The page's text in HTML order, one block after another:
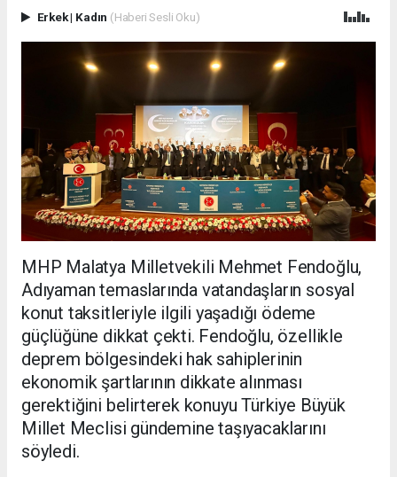
Erkek| Kadın (Haberi Sesli Oku)
MHP Malatya Milletvekili Mehmet Fendoğlu,
Adıyaman temaslarında vatandaşların sosyal
konut taksitleriyle ilgili yaşadığı ödeme
güçlüğüne dikkat çekti. Fendoğlu, özellikle
deprem bölgesindeki hak sahiplerinin
ekonomik şartlarının dikkate alınması
gerektiğini belirterek konuyu Türkiye Büyük
Millet Meclisi gündemine taşıyacaklarını
söyledi.